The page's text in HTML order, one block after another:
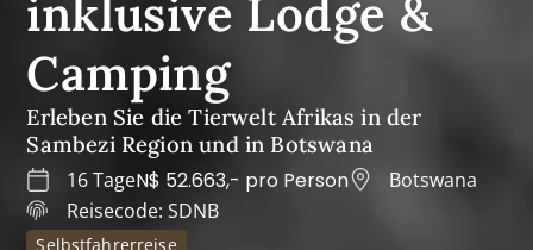
inklusive Lodge &
Camping
Erleben Sie die Tierwelt Afrikas in der
Sambezi Region und in Botswana
16 TageN$ 52.663,- pro Person
Botswana
Reisecode: SDNB
Selbstfahrerreise